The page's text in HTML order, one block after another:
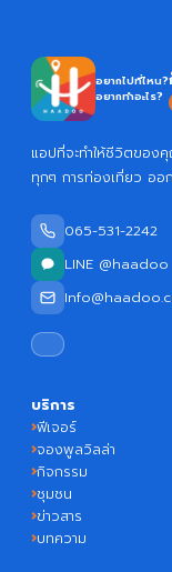
อยากไปที่ไหน?
อยากทำอะไร?
แอปที่จะทำให้ชีวิตของ
ทุกๆ การท่องเที่ยว ออ
065-531-2242
LINE @haadoo
บริการ
ฟีเจอร์
จองพูลวิลล่า
กิจกรรม
ชุมชน
ข่าวสาร
บทความ